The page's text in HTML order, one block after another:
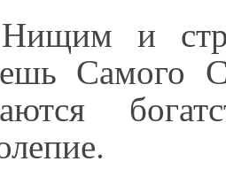
и
Самого